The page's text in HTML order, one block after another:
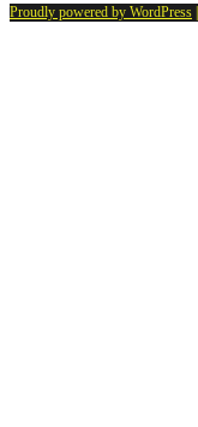
Proudly powered by WordPress